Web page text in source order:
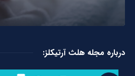
درباره مجله هلث آرتیکلز: